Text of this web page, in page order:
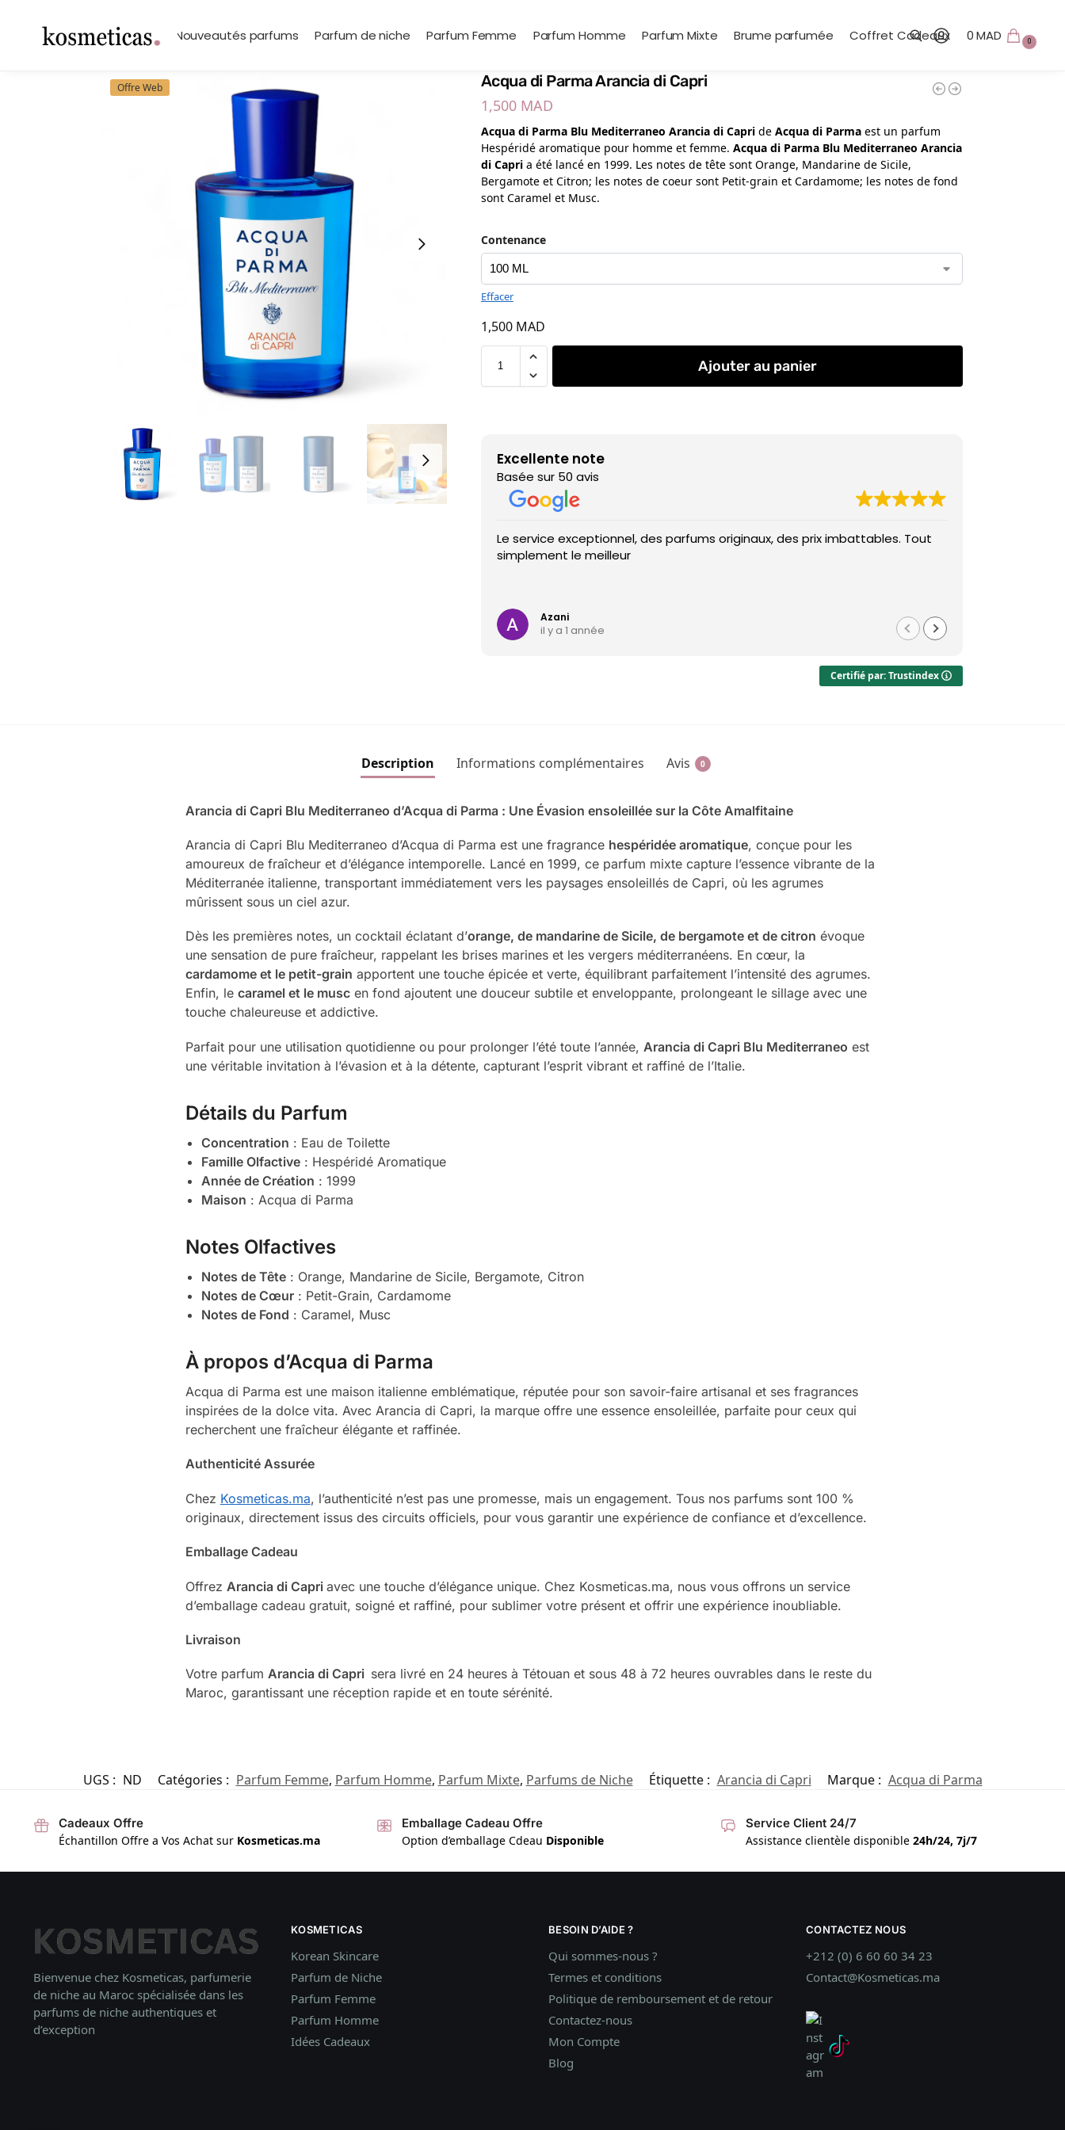
Marques Nouveautés parfums Parfum de niche Parfum Femme Parfum Homme Parfum Mixte Brume parfumée Coffret Cadeaux
Search
0MAD 0
Offre Web
Acqua di Parma Arancia di Capri
1,500 MAD
Acqua di Parma Blu Mediterraneo Arancia di Capride Acqua di Parmaest un parfum
Hespéridé aromatique pour homme et femme. Acqua di Parma Blu Mediterraneo Arancia
di Capria été lancé en 1999. Les notes de tête sont Orange, Mandarine de Sicile,
Bergamote et Citron; les notes de coeur sont Petit-grain et Cardamome; les notes de fond
sont Caramel et Musc.
Contenance
Effacer
1,500 MAD
Ajouter au panier
Excellente note
Basée sur 50 avis
Le service exceptionnel, des parfums originaux, des prix imbattables. Tout
simplement le meilleur
Azani
il y a 1 année
Certifié par: Trustindex
Description Informations complémentaires Avis 0
Arancia di Capri Blu Mediterraneo d’Acqua di Parma : Une Évasion ensoleillée sur la Côte Amalfitaine
Arancia di Capri Blu Mediterraneo d’Acqua di Parma est une fragrance hespéridée aromatique, conçue pour les
amoureux de fraîcheur et d’élégance intemporelle. Lancé en 1999, ce parfum mixte capture l’essence vibrante de la
Méditerranée italienne, transportant immédiatement vers les paysages ensoleillés de Capri, où les agrumes
mûrissent sous un ciel azur.
Dès les premières notes, un cocktail éclatant d’orange, de mandarine de Sicile, de bergamote et de citron évoque
une sensation de pure fraîcheur, rappelant les brises marines et les vergers méditerranéens. En cœur, la
cardamome et le petit-grain apportent une touche épicée et verte, équilibrant parfaitement l’intensité des agrumes.
Enfin, le caramel et le muscen fond ajoutent une douceur subtile et enveloppante, prolongeant le sillage avec une
touche chaleureuse et addictive.
Parfait pour une utilisation quotidienne ou pour prolonger l’été toute l’année, Arancia di Capri Blu Mediterraneo est
une véritable invitation à l’évasion et à la détente, capturant l’esprit vibrant et raffiné de l’Italie.
Détails du Parfum
Concentration : Eau de Toilette
Famille Olfactive: Hespéridé Aromatique
Année de Création : 1999
Maison : Acqua di Parma
Notes Olfactives
Notes de Tête: Orange, Mandarine de Sicile, Bergamote, Citron
Notes de Cœur: Petit-Grain, Cardamome
Notes de Fond : Caramel, Musc
À propos d’Acqua di Parma
Acqua di Parma est une maison italienne emblématique, réputée pour son savoir-faire artisanal et ses fragrances
inspirées de la dolce vita. Avec Arancia di Capri, la marque offre une essence ensoleillée, parfaite pour ceux qui
recherchent une fraîcheur élégante et raffinée.
Authenticité Assurée
Chez Kosmeticas.ma, l’authenticité n’est pas une promesse, mais un engagement. Tous nos parfums sont 100 %
originaux, directement issus des circuits officiels, pour vous garantir une expérience de confiance et d’excellence.
Emballage Cadeau
Offrez Arancia di Capri avec une touche d’élégance unique. Chez Kosmeticas.ma, nous vous offrons un service
d’emballage cadeau gratuit, soigné et raffiné, pour sublimer votre présent et offrir une expérience inoubliable.
Livraison
Votre parfum Arancia di Capri sera livré en 24 heures à Tétouan et sous 48 à 72 heures ouvrables dans le reste du
Maroc, garantissant une réception rapide et en toute sérénité.
UGS : ND Catégories : Parfum Femme, Parfum Homme, Parfum Mixte, Parfums de Niche Étiquette : Arancia di Capri Marque : Acqua di Parma
Cadeaux Offre
Échantillon Offre a Vos Achat sur Kosmeticas.ma
Emballage Cadeau Offre
Option d’emballage Cdeau Disponible
Service Client 24/7
Assistance clientèle disponible 24h/24, 7j/7
Bienvenue chez Kosmeticas, parfumerie
de niche au Maroc spécialisée dans les
parfums de niche authentiques et
d’exception
KOSMETICAS
Korean Skincare
Parfum de Niche
Parfum Femme
Parfum Homme
Idées Cadeaux
BESOIN D’AIDE ?
Qui sommes-nous ?
Termes et conditions
Politique de remboursement et de retour
Contactez-nous
Mon Compte
Blog
CONTACTEZ NOUS
+212 (0) 6 60 60 34 23
Contact@Kosmeticas.ma